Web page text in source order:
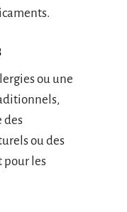
ou une
des
ou des
pour les